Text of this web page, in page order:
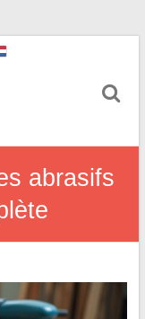
abrasifs